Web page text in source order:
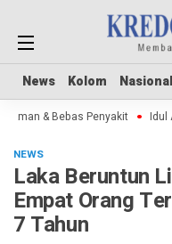
News Kolom Nasional
News Kolom Nasional
& Bebas Penyakit Idul
NEWS
Laka Beruntun
Empat Orang
7 Tahun